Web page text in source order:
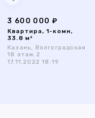
3 600 000 ₽
Квартира, 1-комн,
33.8 м²
Казань, Волгоградская
18 этаж 2
17.11.2022 18:19